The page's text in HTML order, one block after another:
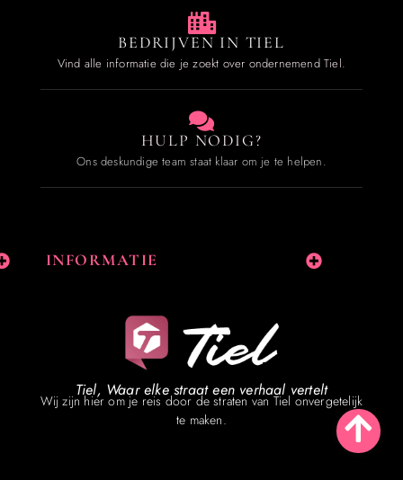
BEDRIJVEN IN TIEL
Vind alle informatie die je zoekt over ondernemend Tiel.
HULP NODIG?
Ons deskundige team staat klaar om je te helpen.
INFORMATIE
Tiel, Waar elke straat een verhaal vertelt
Wij zijn hier om je reis door de straten van Tiel onvergetelijk
te maken.